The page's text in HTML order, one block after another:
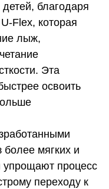
благодаря
Flex, которая
лыж,
Эта
освоить
мягких и
упрощают процесс
переходу к